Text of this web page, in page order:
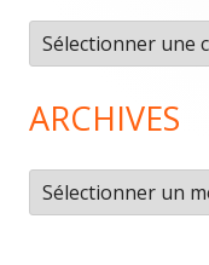
pied
de
page
Catégories
ARCHIVES
Archives